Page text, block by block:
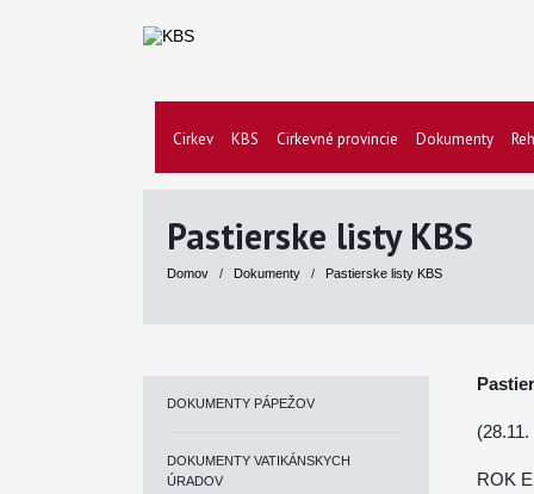
Cirkev KBS Cirkevné provincie Dokumenty
Pastierske listy KBS
Domov / Dokumenty / Pastierske listy KBS
DOKUMENTY PÁPEŽOV
DOKUMENTY VATIKÁNSKYCH
ÚRADOV
(28.11.
ROK